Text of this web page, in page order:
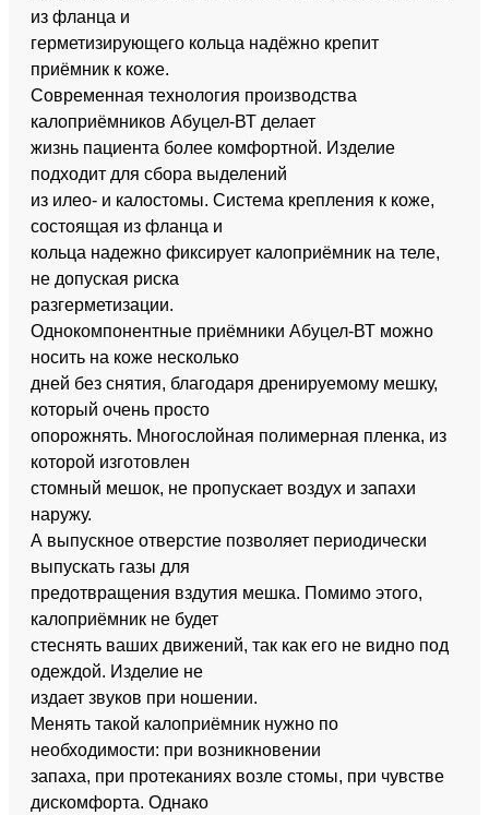
из фланца и
герметизирующего кольца надёжно крепит
приёмник к коже.
Современная технология производства
калоприёмников Абуцел-ВТ делает
жизнь пациента более комфортной. Изделие
подходит для сбора выделений
из илео- и калостомы. Система крепления к коже,
состоящая из фланца и
кольца надежно фиксирует калоприёмник на теле,
не допуская риска
разгерметизации.
Однокомпонентные приёмники Абуцел-ВТ можно
носить на коже несколько
дней без снятия, благодаря дренируемому мешку,
который очень просто
опорожнять. Многослойная полимерная пленка, из
которой изготовлен
стомный мешок, не пропускает воздух и запахи
наружу.
А выпускное отверстие позволяет периодически
выпускать газы для
предотвращения вздутия мешка. Помимо этого,
калоприёмник не будет
стеснять ваших движений, так как его не видно под
одеждой. Изделие не
издает звуков при ношении.
Менять такой калоприёмник нужно по
необходимости: при возникновении
запаха, при протеканиях возле стомы, при чувстве
дискомфорта. Однако